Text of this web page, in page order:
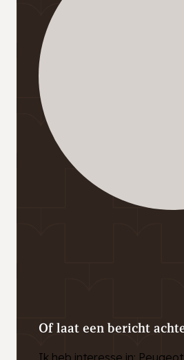
Of laat een bericht
Ik heb interesse in: